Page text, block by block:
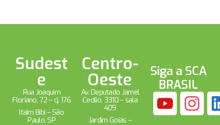
Sudest
e
Rua Joaquim
Floriano, 72 – cj. 176
Itaim Bibi – São
Paulo, SP
Centro-
Oeste
Av. Deputado Jamel
Cecílio, 3310 – sala
409
Jardim Goiás –
Siga a SCA
BRASIL